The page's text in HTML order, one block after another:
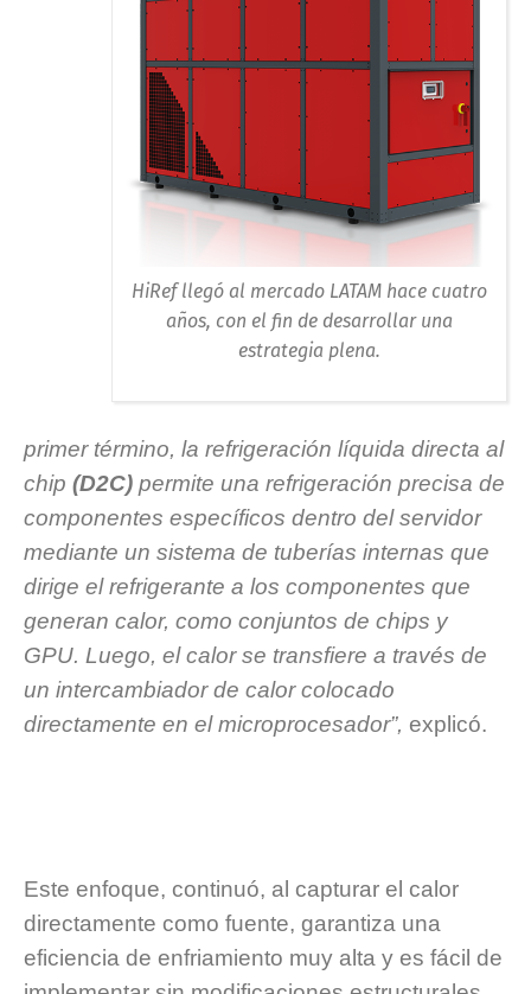
HiRef llegó al mercado LATAM hace cuatro
años, con el fin de desarrollar una
estrategia plena.
primer término, la refrigeración líquida directa al
chip (D2C) permite una refrigeración precisa de
componentes específicos dentro del servidor
mediante un sistema de tuberías internas que
dirige el refrigerante a los componentes que
generan calor, como conjuntos de chips y
GPU. Luego, el calor se transfiere a través de
un intercambiador de calor colocado
directamente en el microprocesador”, explicó.
Este enfoque, continuó, al capturar el calor
directamente como fuente, garantiza una
eficiencia de enfriamiento muy alta y es fácil de